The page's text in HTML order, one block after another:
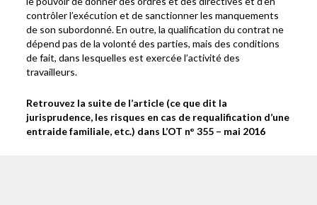
contrôler l’exécution et de sanctionner les manquements
de son subordonné. En outre, la qualification du contrat ne
dépend pas de la volonté des parties, mais des conditions
de fait, dans lesquelles est exercée l’activité des
travailleurs.
Retrouvez la suite de l’article (ce que dit la
jurisprudence, les risques en cas de requalification d’une
entraide familiale, etc.) dans L’OT n° 355 – mai 2016